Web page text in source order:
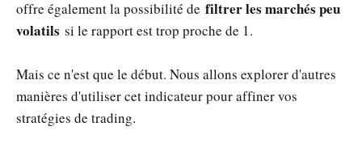
offre également la possibilité de filtrer les marchés peu
volatils si le rapport est trop proche de 1.
Mais ce n'est que le début. Nous allons explorer d'autres
manières d'utiliser cet indicateur pour affiner vos
stratégies de trading.